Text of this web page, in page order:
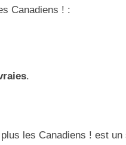
Canadiens ! :
.
les Canadiens ! est